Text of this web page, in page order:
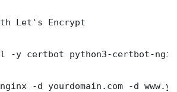
Let's Encrypt
-y certbot python3-certbot-
-d yourdomain.com -d